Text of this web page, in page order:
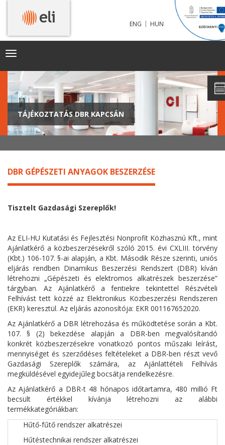
ENG | HUN
Toggle
TÁJÉKOZTATÁS DBR KAPCSÁN
DBR GÉPÉSZETI ANYAGOK BESZERZÉSE
Tisztelt Gazdasági Szereplők!
Az ELI-HU Kutatási és Fejlesztési Nonprofit Közhasznú Kft., mint
Ajánlatkérő a közbeszerzésekről szóló 2015. évi CXLIII. törvény
(Kbt.) 106-107. §-ai alapján, a Kbt. Második Része szerinti, uniós
eljárás rendben Dinamikus Beszerzési Rendszert (DBR) kíván
létrehozni „Gépészeti és elektromos alkatrészek beszerzése”
tárgyban. Az Ajánlatkérő a fentiekre tekintettel Részvételi
Felhívást tett közzé az Elektronikus Közbeszerzési Rendszeren
(EKR) keresztül. Az eljárás azonosítója: EKR 001167652020.
Az Ajánlatkérő a DBR létrehozása és működtetése során a Kbt.
107. § (2) bekezdése alapján a DBR-ben megvalósítandó
konkrét közbeszerzésekre vonatkozó pontos műszaki leírást,
mennyiséget és szerződéses feltételeket a DBR-ben részt vevő
Gazdasági Szereplők számára, az Ajánlattételi Felhívás
megküldésével egyidejűleg bocsátja rendelkezésre.
Az Ajánlatkérő a DBR-t 48 hónapos időtartamra, 480 millió Ft
becsült értékkel kívánja létrehozni az alábbi
termékkategóriákban:
Hűtő-fűtő rendszer alkatrészei
Hűtéstechnikai rendszer alkatrészei